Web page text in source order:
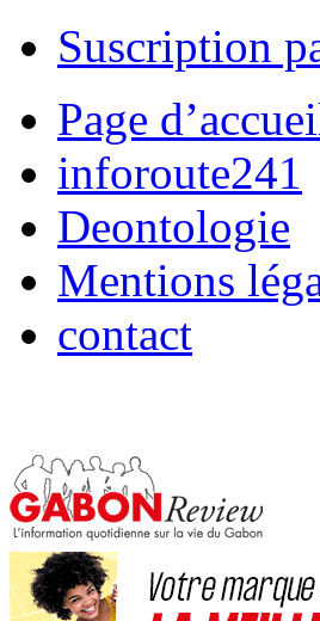
Suscription
Page
inforoute241
Deontologie
Mentions
contact